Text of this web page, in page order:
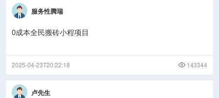
服务性腾瑞
0成本全民搬砖小程项目
2025-04-23T20:22:18 143344
卢先生